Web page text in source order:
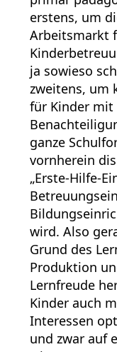
erstens, um
Arbeitsmarkt
ja sowieso
zweitens, um
für Kinder mit
ganze
vornherein
„Erste-Hilfe-
wird. Also
Grund des
Produktion
Lernfreude
Kinder auch
Interessen
und zwar auf